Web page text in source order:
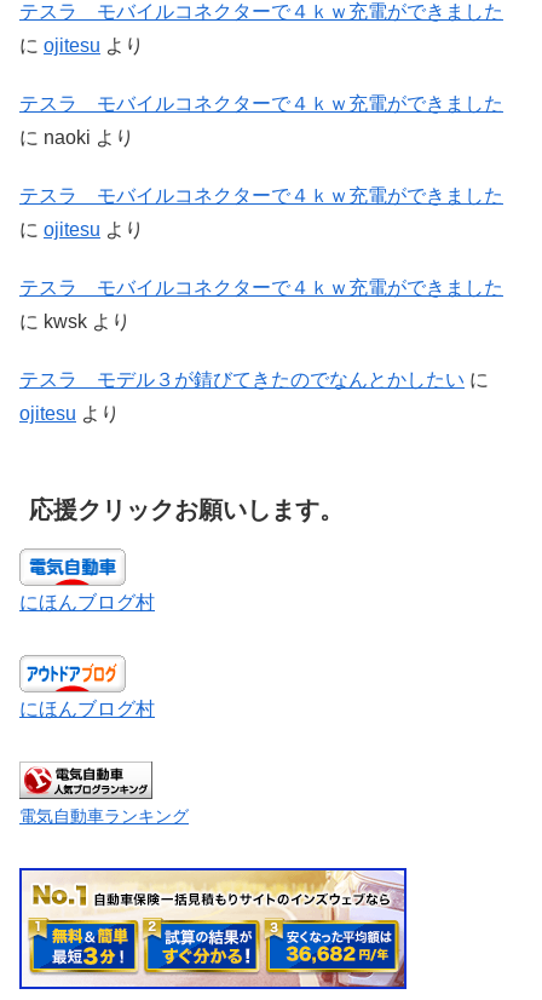
テスラ モバイルコネクターで４ｋｗ充電ができました
に ojitesu より
テスラ モバイルコネクターで４ｋｗ充電ができました
に naoki より
テスラ モバイルコネクターで４ｋｗ充電ができました
に ojitesu より
テスラ モバイルコネクターで４ｋｗ充電ができました
に kwsk より
テスラ モデル３が錆びてきたのでなんとかしたい に
ojitesu より
応援クリックお願いします。
にほんブログ村
にほんブログ村
電気自動車ランキング